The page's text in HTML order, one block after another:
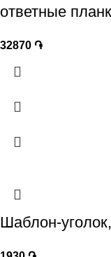
ответные
32870 ֏
Шаблон-